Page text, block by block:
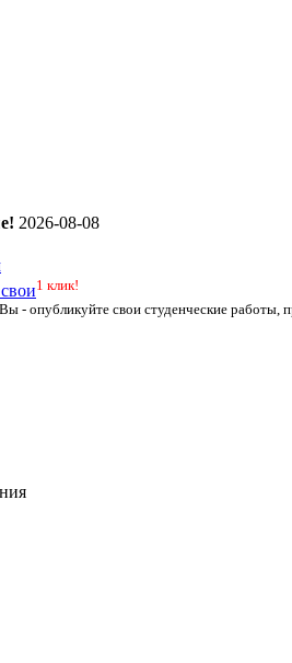
2026-08-08
1 клик!
- опубликуйте свои студенческие работы,